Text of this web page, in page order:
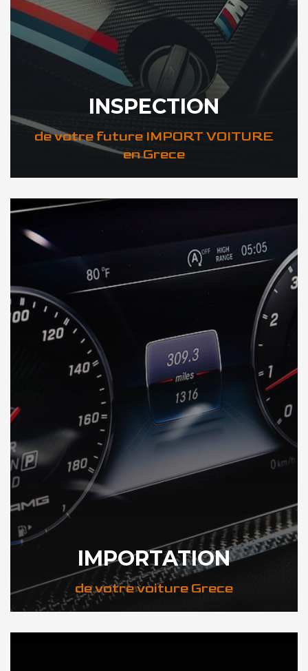
INSPECTION
de votre future IMPORT VOITURE
en Grece
DÉCOUVREZ VOTRE INSPECTION AUTO en Grece
IMPORTATION
de votre voiture Grece